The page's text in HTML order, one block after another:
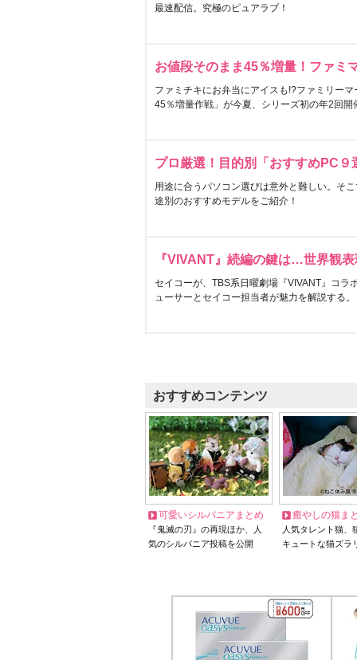
最速配信。究極のピュアラブ！
お値段そのまま45％増量！ファミ
ファミチキにお弁当にアイスも!?ファミリー
45％増量作戦」が今夏、シリーズ初の年2回開
プロ厳選！目的別「おすすめPC９
用途に合うパソコン選びは意外と難しい。そ
途別のおすすめモデルをご紹介！
『VIVANT』続編の鍵は…世界観
セイコーが、TBS系日曜劇場『VIVANT』コラ
ューサーとセイコー担当者が魅力を解説する。
おすすめコンテンツ
可愛いシルバニアまとめ
『鬼滅の刃』の再現ほか、人
気のシルバニア投稿を公開
癒やしの猫ま
人気タレント猫
キュートな猫ズラ